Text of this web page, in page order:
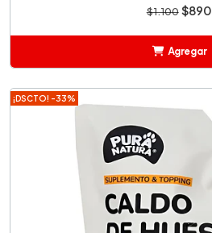
$1.100 $890
Agregar
¡DSCTO! -33%